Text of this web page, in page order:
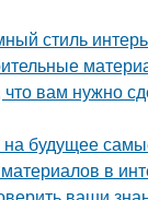
стиль
вам нужно
будущее
в